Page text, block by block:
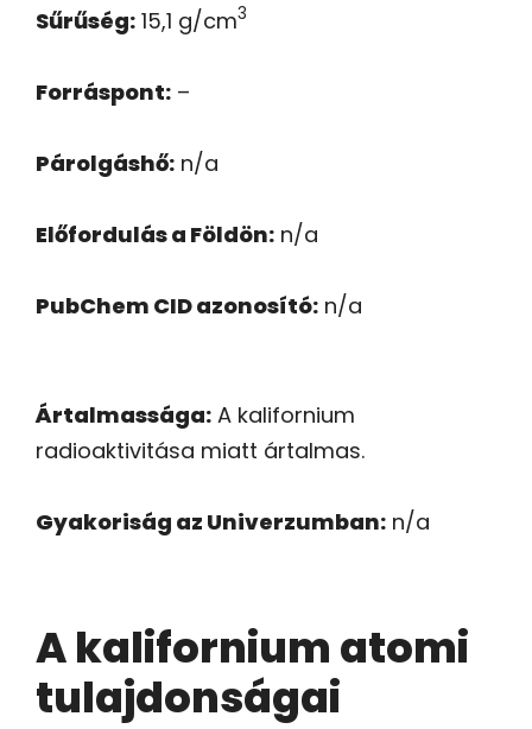
Sűrűség: 15,1 g/cm3
Forráspont: –
Párolgáshő: n/a
Előfordulás a Földön: n/a
PubChem CID azonosító: n/a
Ártalmassága: A kalifornium
radioaktivitása miatt ártalmas.
Gyakoriság az Univerzumban: n/a
A kalifornium atomi
tulajdonságai